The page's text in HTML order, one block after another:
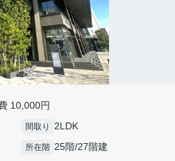
10,000円
間取り 2LDK
所在階 25階/27階建